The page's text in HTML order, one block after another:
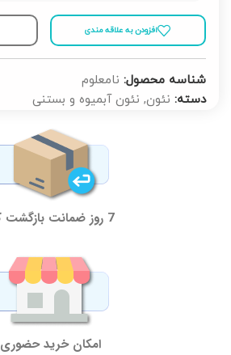
افزودن به علاقه مندی
شناسه محصول: نامعلوم
دسته: نئون, نئون آبمیوه و بستنی
7 روز ضمانت بازگشت کالا
امکان خرید حضوری